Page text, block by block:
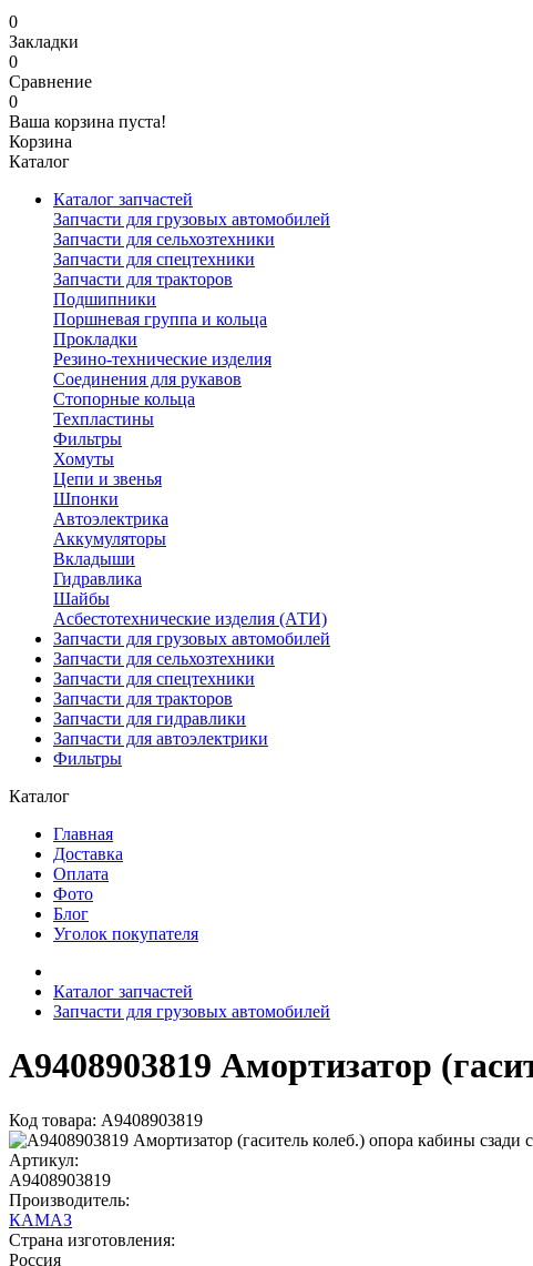
0
Закладки
0
Сравнение
0
Ваша корзина пуста!
Корзина
Каталог
Каталог запчастей
Запчасти для грузовых автомобилей
Запчасти для сельхозтехники
Запчасти для спецтехники
Запчасти для тракторов
Подшипники
Поршневая группа и кольца
Прокладки
Резино-технические изделия
Соединения для рукавов
Стопорные кольца
Техпластины
Фильтры
Хомуты
Цепи и звенья
Шпонки
Автоэлектрика
Аккумуляторы
Вкладыши
Гидравлика
Шайбы
Асбестотехнические изделия (АТИ)
Запчасти для грузовых автомобилей
Запчасти для сельхозтехники
Запчасти для спецтехники
Запчасти для тракторов
Запчасти для гидравлики
Запчасти для автоэлектрики
Фильтры
Каталог
Главная
Доставка
Оплата
Фото
Блог
Уголок покупателя
Каталог запчастей
Запчасти для грузовых автомобилей
A9408903819 Амортизатор
Код товара: A9408903819
Артикул:
A9408903819
Производитель:
КАМАЗ
Страна изготовления:
Россия